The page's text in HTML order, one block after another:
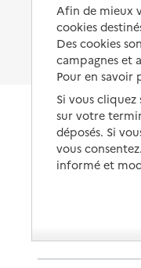
05 94 38 62 05
Contact
Site internet
Rapport HAS
Voir la fiche
Source des données :
Mis à jour le : 23/07/
À qui s’adresser ?
Les politiques du
Afin de mieux
cookies
Des cookies
campagnes et
Pour en savoir
Si vous
sur votre
déposés. Si
vous
informé et